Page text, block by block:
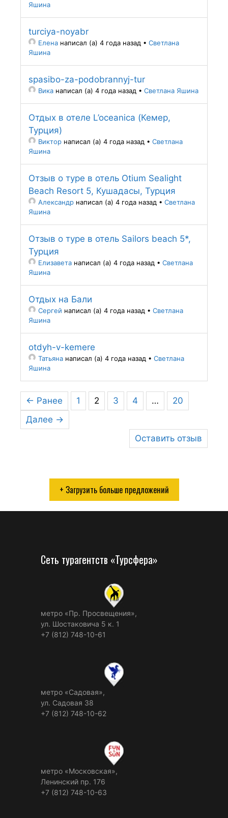
Яшина
turciya-noyabr
Елена написал (а) 4 года назад • Светлана
Яшина
spasibo-za-podobrannyj-tur
Вика написал (а) 4 года назад • Светлана Яшина
Отдых в отеле L’oceanica (Кемер,
Турция)
Виктор написал (а) 4 года назад • Светлана
Яшина
Отзыв о туре в отель Otium Sealight
Beach Resort 5, Кушадасы, Турция
Александр написал (а) 4 года назад • Светлана
Яшина
Отзыв о туре в отель Sailors beach 5*,
Турция
Елизавета написал (а) 4 года назад • Светлана
Яшина
Отдых на Бали
Сергей написал (а) 4 года назад • Светлана
Яшина
otdyh-v-kemere
Татьяна написал (а) 4 года назад • Светлана
Яшина
← Ранее 1 2 3 4 …
20
Далее →
Оставить отзыв
+ Загрузить больше предложений
Сеть турагентств «Турсфера»
метро «Пр. Просвещения»,
ул. Шостаковича 5 к. 1
+7 (812) 748-10-61
метро «Садовая»,
ул. Садовая 38
+7 (812) 748-10-62
метро «Московская»,
Ленинский пр. 176
+7 (812) 748-10-63